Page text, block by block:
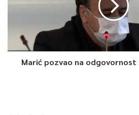
Marić pozvao na